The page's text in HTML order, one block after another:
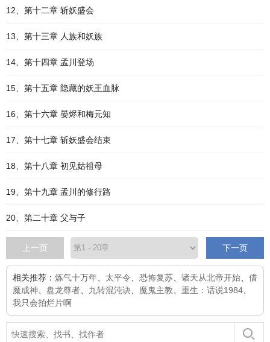
12、第十二章 斩妖盛会
13、第十三章 人族和妖族
14、第十四章 孟川登场
15、第十五章 隐藏的妖王血脉
16、第十六章 晏烬和梅元知
17、第十七章 斩妖盛会结束
18、第十八章 初见姑祖母
19、第十九章 孟川的修行路
20、第二十章 父与子
上一页 下一页
相关推荐： 炼气十万年 太平令 恐怖复苏 诸天从北帝开始
借
魔成神
盘龙尊者 九转混沌诀 魔鬼主教 重生：话说1984
我只会拍烂片啊